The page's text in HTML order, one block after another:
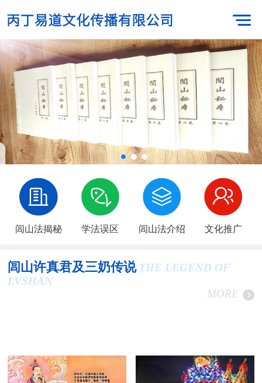
闾山法揭秘 学法误区 闾山法介绍 文化推广
闾山许真君及三奶传说 THE LEGEND OF
LVSHAN
MORE